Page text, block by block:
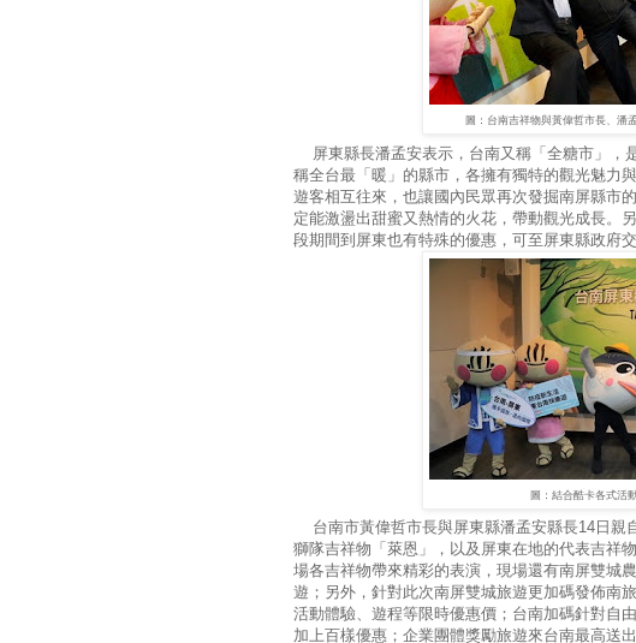
圖：台南吉祥物與黃偉哲市長、潘
屏東縣長潘孟安表示，台南又稱「全糖市」，
稱全台最「暖」的縣市，各擁有獨特的觀光魅力
遊客相互往來，也讓國內民眾再次發掘南屏縣市
定能激盪出甜蜜又熱情的火花，帶動觀光成長。
段期間到屏東也有特殊的優惠，可至屏東縣政府
圖：結合酷卡各式活
台南市黃偉哲市長與屏東縣潘孟安縣長14日親
獅隊吉祥物「萊恩」，以及屏東在地的代表吉祥
場各吉祥物帶來精彩的表演，現場還有南屏雙城
遊；另外，針對此次南屏雙城旅遊更加碼發佈南
活動體驗、遊程等限時優惠價；台南加碼針對自
加上百樣優惠；企業團體獎勵旅遊來台南最高送